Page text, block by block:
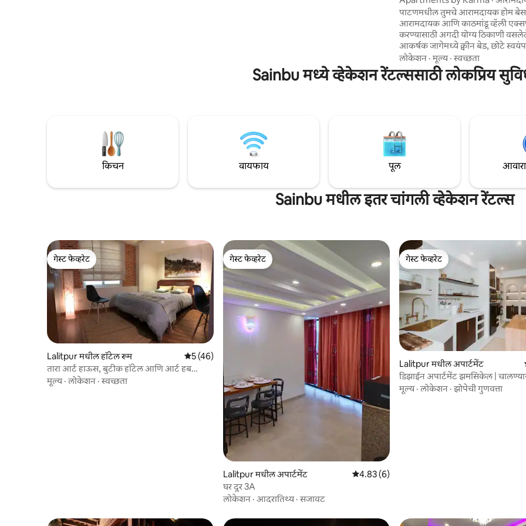
अपार्टमेंट · पाटण
पाटणमधील तुमचे आरामदायक होम
आरामदायक आणि काठमांडू व्हॅली
करण्यासाठी अगदी योग्य ठिकाणी
आकर्षक जागेमध्ये क्वीन बेड, छोटे
वेगवान वाय-फाय आहे आणि ही जागा
चौकापासून काही मिनिटांच्या अंतरावर
शांत परिसरात आहे. प्रवास करताना घरी
परिसरात रूफटॉपच्या ॲक्सेसचा आणि
दृश्यांचा आनंद घ्या.
लोकेशन ·मूल्य·स्वच्छता
Sainbu मध्ये व्हेकेशन रेंटल्ससाठी लोकप्रिय
किचन वायफाय पूल
Sainbu मधील इतर चांगली व्हेकेशन रेंटल्स
गेस्ट फेव्हरेट
गेस्ट फेव्हरेट
Lalitpur मधील हॉटेल रूम 5 पैकी 5 सरासरी रेटिंग, 46 रिव्ह्यूज
5 (46)
तारा आर्ट हाऊस, बुटीक हॉटेल आणि आर्ट हब
क्रमांक 202
मूल्य·लोकेशन ·स्वच्छता
गेस्ट फेव्हरेट
गेस्ट फेव्हरेट
Lalitpur मधील अपार्टमेंट 5 पैकी 4.83 सरासरी रेटिंग, 6 रिव्ह्यूज
4.83 (6)
घर दूर 3A
लोकेशन · आदरातिथ्य·सजावट
गेस्ट फेव्हरेट
गेस्ट फेव्हरेट
Lalitpur मधील अपार्टमेंट
डिझाईन अपार्टमेंट झमसिकेल |
सर्जनशील हब
मूल्य·लोकेशन ·झोपेची गुणवत्ता